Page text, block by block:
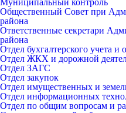
Муниципальный контроль
Общественный Совет при
района
Ответственные секретари
района
Отдел бухгалтерского учета и
Отдел ЖКХ и дорожной
Отдел ЗАГС
Отдел закупок
Отдел имущественных и
Отдел информационных
Отдел по общим вопросам и